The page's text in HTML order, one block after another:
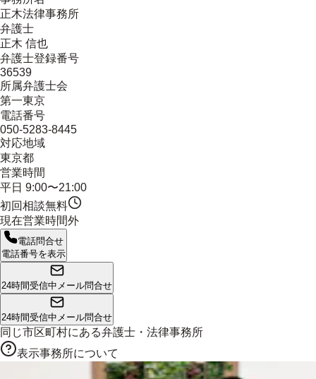
正木法律事務所
弁護士
正木 信也
弁護士登録番号
36539
所属弁護士会
第一東京
電話番号
050-5283-8445
対応地域
東京都
営業時間
平日 9:00〜21:00
初回相談無料
現在営業時間外
電話問合せ
電話番号を表示
24時間受信中 メール問合せ
24時間受信中 メール問合せ
同じ市区町村にある弁護士・法律事務所
表示事務所について